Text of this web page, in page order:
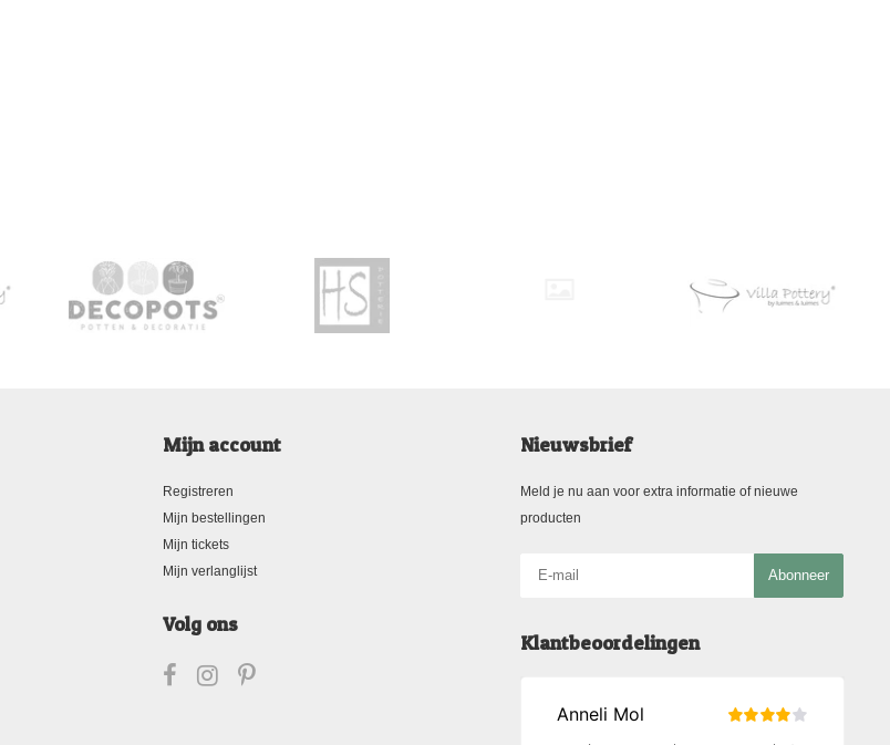
Mijn account
Registreren
Mijn bestellingen
Mijn tickets
Mijn verlanglijst
Volg ons
Nieuwsbrief
Meld je nu aan voor extra informatie of nieuwe
producten
Abonneer
Klantbeoordelingen